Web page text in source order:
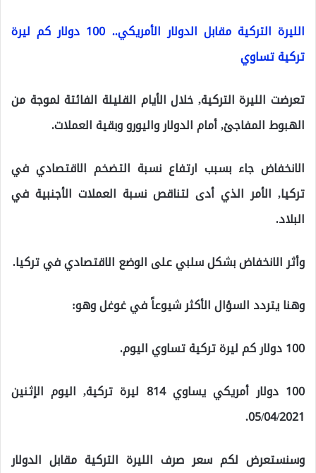
الليرة التركية مقابل الدولار الأمريكي.. 100 دولار كم ليرة
تركية تساوي
تعرضت الليرة التركية, خلال الأيام القليلة الفائتة لموجة من
الهبوط المفاجئ, أمام الدولار واليورو وبقية العملات.
الانخفاض جاء بسبب ارتفاع نسبة التضخم الاقتصادي في
تركيا, الأمر الذي أدى لتناقص نسبة العملات الأجنبية في
البلاد.
وأثر الانخفاض بشكل سلبي على الوضع الاقتصادي في تركيا.
وهنا يتردد السؤال الأكثر شيوعاً في غوغل وهو:
100 دولار كم ليرة تركية تساوي اليوم.
100 دولار أمريكي يساوي 814 ليرة تركية, اليوم الإثنين
05/04/2021.
وسنستعرض لكم سعر صرف الليرة التركية مقابل الدولار